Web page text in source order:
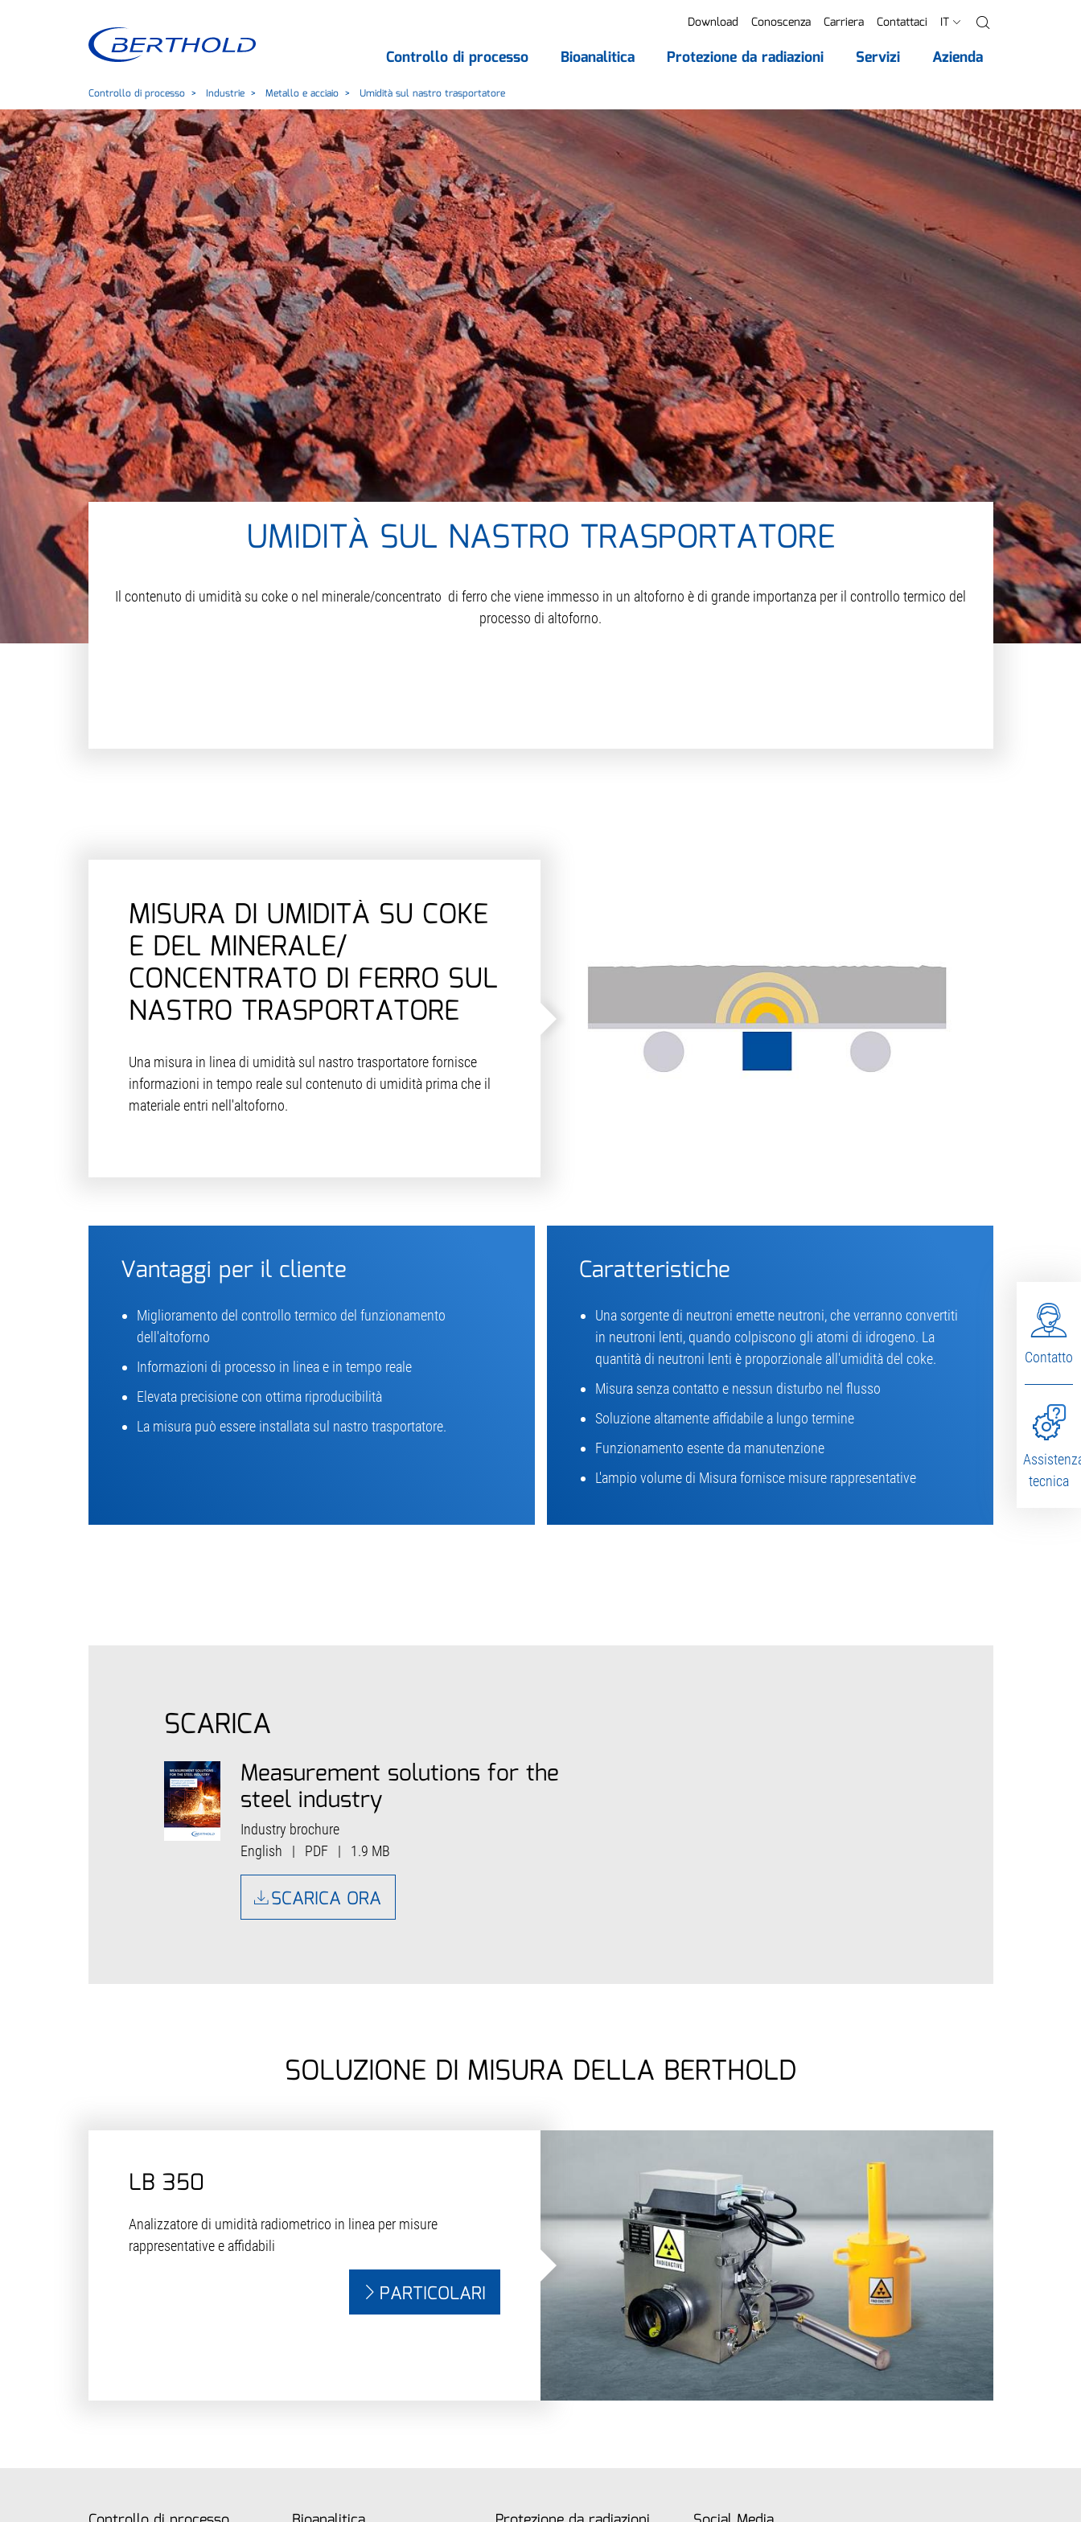
Download Conoscenza Carriera Contattaci IT
Controllo di processo Bioanalitica Protezione da radiazioni Servizi Azienda
Controllo di processo Industrie Metallo e acciaio Umidità sul nastro trasportatore
UMIDITÀ SUL NASTRO TRASPORTATORE
Il contenuto di umidità su coke o nel minerale/concentrato di ferro che viene immesso in un altoforno è di grande importanza per il controllo termico del
processo di altoforno.
MISURA DI UMIDITÀ SU COKE
E DEL MINERALE/
CONCENTRATO DI FERRO SUL
NASTRO TRASPORTATORE
Una misura in linea di umidità sul nastro trasportatore fornisce
informazioni in tempo reale sul contenuto di umidità prima che il
materiale entri nell'altoforno.
Vantaggi per il cliente
Miglioramento del controllo termico del funzionamento
dell'altoforno
Informazioni di processo in linea e in tempo reale
Elevata precisione con ottima riproducibilità
La misura può essere installata sul nastro trasportatore.
Caratteristiche
Una sorgente di neutroni emette neutroni, che verranno convertiti
in neutroni lenti, quando colpiscono gli atomi di idrogeno. La
quantità di neutroni lenti è proporzionale all'umidità del coke.
Misura senza contatto e nessun disturbo nel flusso
Soluzione altamente affidabile a lungo termine
Funzionamento esente da manutenzione
L'ampio volume di Misura fornisce misure rappresentative
SCARICA
Measurement solutions for the
steel industry
Industry brochure
English
| PDF | 1.9 MB
SCARICA ORA
SOLUZIONE DI MISURA DELLA BERTHOLD
LB 350
Analizzatore di umidità radiometrico in linea per misure
rappresentative e affidabili
PARTICOLARI
Contatto
tecnica